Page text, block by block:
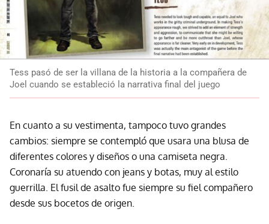
Tess pasó de ser la villana de la historia a la compañera de
Joel cuando se estableció la narrativa final del juego
En cuanto a su vestimenta, tampoco tuvo grandes
cambios: siempre se contempló que usara una blusa de
diferentes colores y diseños o una camiseta negra.
Coronaría su atuendo con jeans y botas, muy al estilo
guerrilla. El fusil de asalto fue siempre su fiel compañero
desde sus bocetos de origen.